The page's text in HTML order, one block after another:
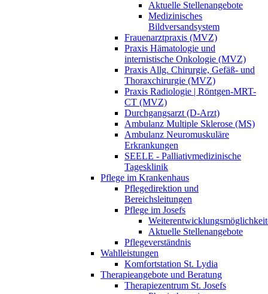
Aktuelle Stellenangebote
Medizinisches
Bildversandsystem
Frauenarztpraxis (MVZ)
Praxis Hämatologie und
internistische Onkologie (MVZ)
Praxis Allg. Chirurgie, Gefäß-​ und
Thoraxchirurgie (MVZ)
Praxis Radiologie | Röntgen-MRT-
CT (MVZ)
Durchgangsarzt (D-Arzt)
Ambulanz Multiple Sklerose (MS)
Ambulanz Neuromuskuläre
Erkrankungen
SEELE - Palliativmedizinische
Tagesklinik
Pflege im Krankenhaus
Pflegedirektion und
Bereichsleitungen
Pflege im Josefs
Aktuelle Stellenangebote
Pflegeverständnis
Wahlleistungen
Komfortstation St. Lydia
Therapieangebote und Beratung
Therapiezentrum St. Josefs